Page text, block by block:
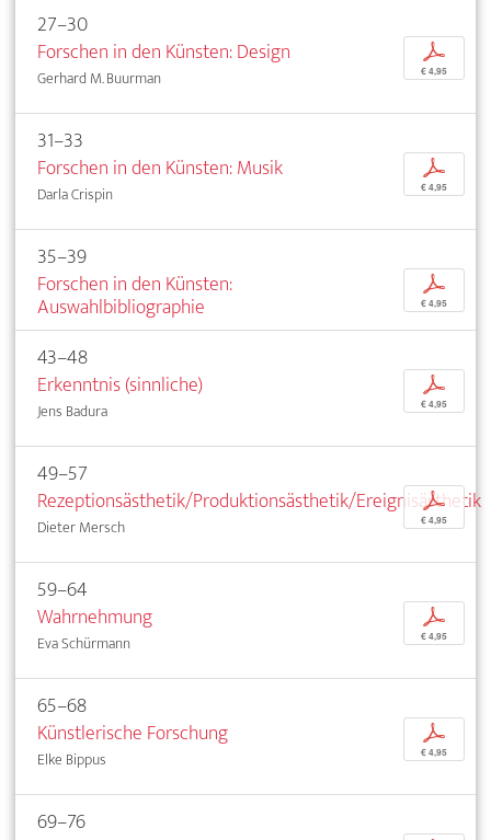
27–30
Forschen in den Künsten: Design
Gerhard M. Buurman
p
€ 4,95
31–33
Forschen in den Künsten: Musik
Darla Crispin
p
€ 4,95
35–39
Forschen in den Künsten:
Auswahlbibliographie
p
€ 4,95
43–48
Erkenntnis (sinnliche)
Jens Badura
p
€ 4,95
49–57
Rezeptionsästhetik/Produktionsästhetik/Ereignisästhetik
Dieter Mersch
p
€ 4,95
59–64
Wahrnehmung
Eva Schürmann
p
€ 4,95
65–68
Künstlerische Forschung
Elke Bippus
p
€ 4,95
69–76